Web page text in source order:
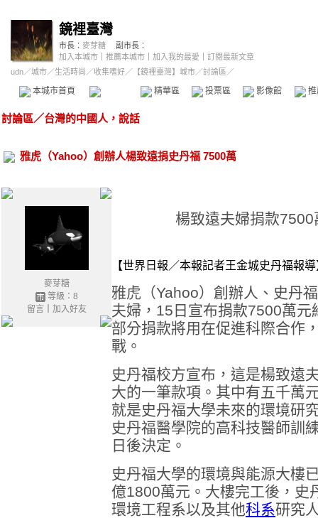
鏡裡臺灣
市長： 麥芽糖
副市長：
加入本城市
推薦本城市 加入我的最愛
訂閱最新文章
udn／城市／生活時尚 ／收集嗜好／ 【鏡裡臺灣】城市／討論區／
本城市首頁 精華區 投票區 影像館
討論區／台灣的中國人，說話
雅虎（Yahoo）創辦人楊致遠捐史丹福 7500萬
麥芽糖
等級：8
留言｜ 加入好友
楊致遠夫婦捐款
【世界日報／本報記者王金城史丹福報
雅虎（Yahoo）創辦人、史丹福
夫婦，15日宣布捐款7500萬
部分捐款將用在促進科際合作
戰。
史丹福校方宣布，這是楊致遠
大的一筆款項。其中有五千萬
就是史丹福大學未來的環境研
史丹福醫學院的高科技醫師訓
日後決定。
史丹福大學的環境與能源大樓
億1800萬元。大樓完工後，史
環境工程系以及其他科系研究